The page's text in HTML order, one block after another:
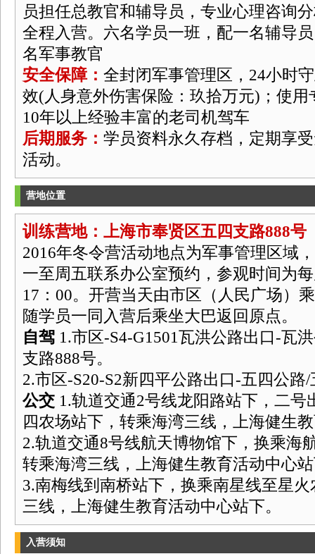
员担任总教官和辅导员，专业心理咨询
全程入营。六名学员一班，配一名辅导
名军事教官
安全保障： 全封闭军事管理区，24小时
效(人身意外伤害保险：玖拾万元)；使用
10年以上经验丰富的老司机驾车
后期服务： 学员资料永久存档，定期享
活动。
营地位置
训练营地：上海市奉贤区五四支路888号
2016年冬令营活动地点为军事管理区域
一至周五联系办公室预约，参观时间为
17：00。开营当天由市区（人民广场）
随学员一同入营后乘坐大巴返回原点。
自驾 1.市区-S4-G1501瓦洪公路出口-瓦
支路888号。
2.市区-S20-S2新四平公路出口-五四公路
公交 1.轨道交通2号线龙阳路站下，二号
四农场站下，转乘海湾三线，上海健生
2.轨道交通8号线航天博物馆下，换乘海
转乘海湾三线，上海健生教育活动中心
3.南梅线到南桥站下，换乘南星线至星
三线，上海健生教育活动中心站下。
入营须知